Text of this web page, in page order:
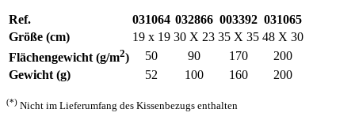
Ref. 031064 032866 003392 031065
Größe (cm)
19 x 19 30 X 23 35 X 35 48 X 30
Flächengewicht (g/m2) 50 90 170
200
Gewicht (g)
52 100 160 200
(*) Nicht im Lieferumfang des Kissenbezugs enthalten